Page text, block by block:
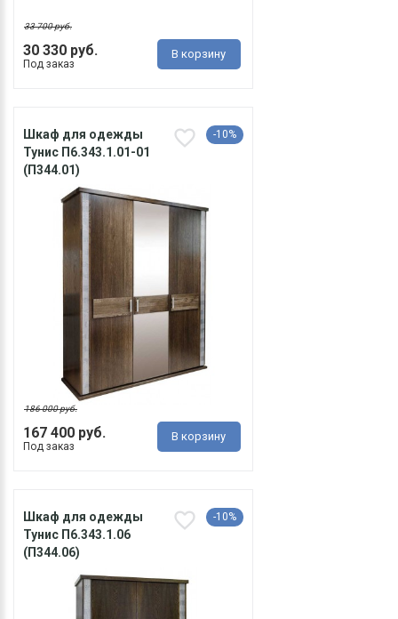
30 330 руб.
33 700 руб.
Под заказ
В корзину
Шкаф для одежды
Тунис П6.343.1.01-01
(П344.01)
-10%
167 400 руб.
186 000 руб.
Под заказ
В корзину
Шкаф для одежды
Тунис П6.343.1.06
(П344.06)
-10%